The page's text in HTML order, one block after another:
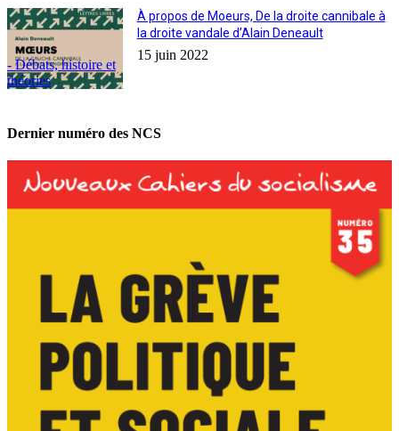
- Débats, histoire et
théories
À propos de Moeurs, De la droite cannibale à
la droite vandale d’Alain Deneault
15 juin 2022
Dernier numéro des NCS